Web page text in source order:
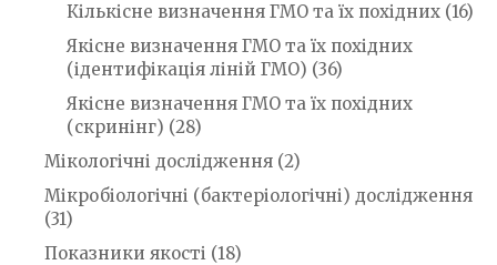
Кількісне визначення ГМО та їх похідних (16)
Якісне визначення ГМО та їх похідних
(ідентифікація ліній ГМО) (36)
Якісне визначення ГМО та їх похідних
(скринінг) (28)
Мікологічні дослідження (2)
Мікробіологічні (бактеріологічні) дослідження
(31)
Показники якості (18)